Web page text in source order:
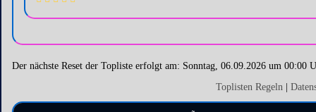
Der nächste Reset der Topliste erfolgt am: Sonntag, 06.09.2026 um 00:00
Toplisten Regeln